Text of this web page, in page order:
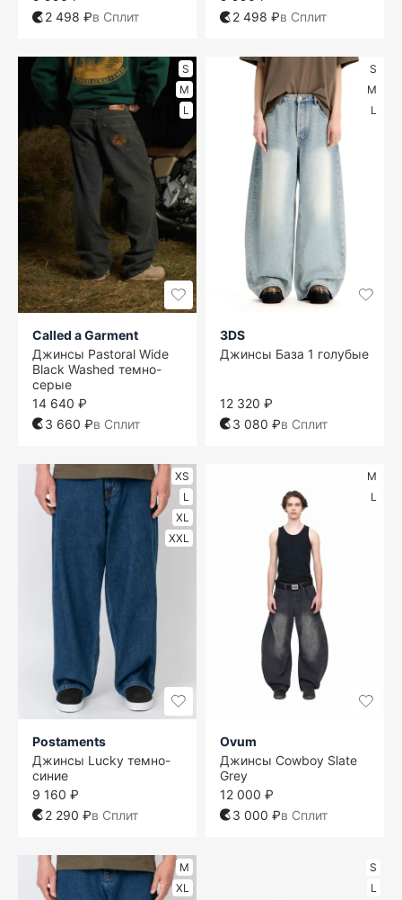
2 498 ₽в Сплит
2 498 ₽в Сплит
S
M
L
Called a Garment
Джинсы Pastoral Wide
Black Washed темно-
серые
14 640 ₽
3 660 ₽в Сплит
S
M
L
3DS
Джинсы База 1 голубые
12 320 ₽
3 080 ₽в Сплит
XS
L
XL
XXL
Postaments
Джинсы Lucky темно-
синие
9 160 ₽
2 290 ₽в Сплит
M
L
Ovum
Джинсы Cowboy Slate
Grey
12 000 ₽
3 000 ₽в Сплит
M
XL
S
L